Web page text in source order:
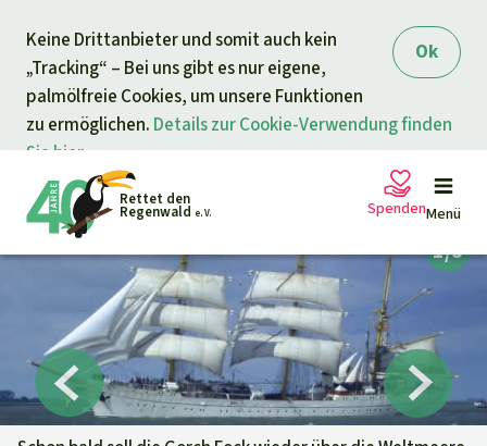
Ok
Keine Drittanbieter und somit auch kein
„Tracking“ – Bei uns gibt es nur eigene,
palmölfreie Cookies, um unsere Funktionen
zu ermöglichen. Details zur Cookie-Verwendung finden
Sie hier.
springen
Rettet den
Regenwald e. V. Menü
Petitionen
Projekte
Spenden
Ihre Spende hilft
Allgemeine Spende
Dringender Spendenaufruf